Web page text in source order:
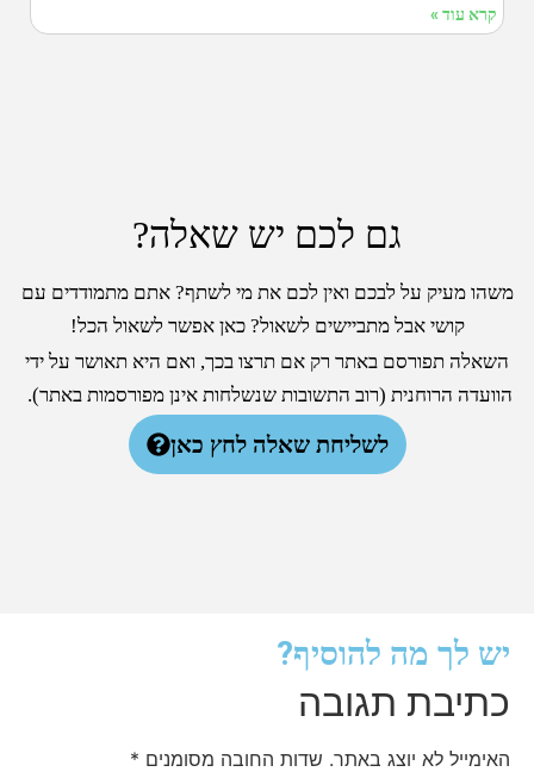
קרא עוד »
גם לכם יש שאלה?
משהו מעיק על לבכם ואין לכם את מי לשתף? אתם מתמודדים עם
קושי אבל מתביישים לשאול? כאן אפשר לשאול הכל!
השאלה תפורסם באתר רק אם תרצו בכך, ואם היא תאושר על ידי
הוועדה הרוחנית (רוב התשובות שנשלחות אינן מפורסמות באתר).
לשליחת שאלה לחץ כאן
יש לך מה להוסיף?
כתיבת תגובה
האימייל לא יוצג באתר. שדות החובה מסומנים *